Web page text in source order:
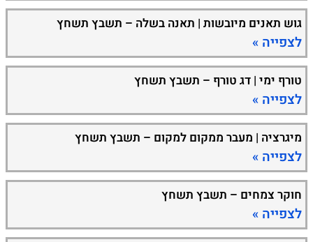
גוש תאנים מיובשות | תאנה בשלה – תשבץ תשחץ
לצפייה »
טורף ימי | דג טורף – תשבץ תשחץ
לצפייה »
מיגרציה | מעבר ממקום למקום – תשבץ תשחץ
לצפייה »
חוקר צמחים – תשבץ תשחץ
לצפייה »